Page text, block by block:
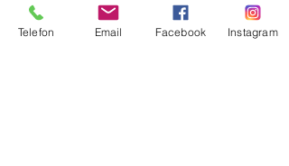
Telefon Email Facebook Instagram